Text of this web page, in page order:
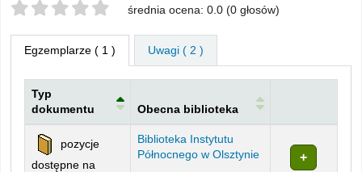
Twoje oceny średnia ocena: 0.0 (0 głosów)
Egzemplarze ( 1 ) Uwagi ( 2 )
Egzemplarze
Typ
dokumentu
Obecna biblioteka
pozycje
dostępne na
Biblioteka Instytutu
Północnego w Olsztynie